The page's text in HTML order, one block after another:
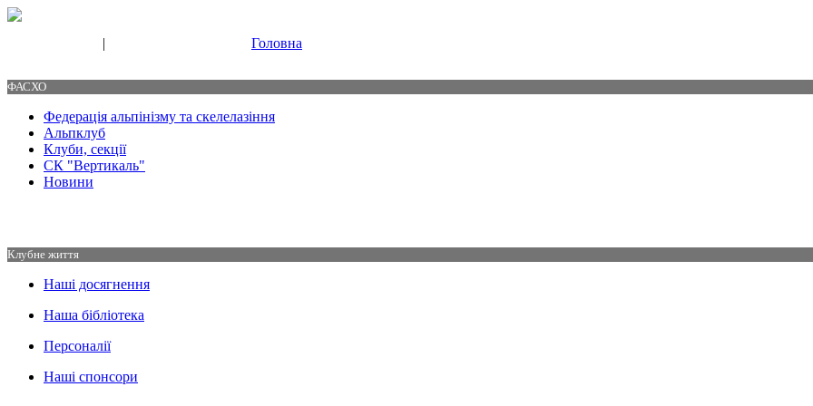
| Головна
ФАСХО
Федерація альпінізму та скелелазіння
Альпклуб
Клуби, секції
СК "Вертикаль"
Новини
Клубне життя
Наші досягнення
Наша бібліотека
Персоналії
Наші спонсори